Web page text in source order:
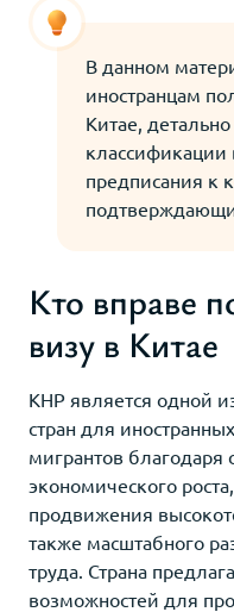
В данном
иностранцам
Китае,
классификации
предписания к
Кто вправе
визу в Китае
КНР является одной
стран для
мигрантов благодаря
экономического
продвижения
также масштабного
труда. Страна
возможностей для